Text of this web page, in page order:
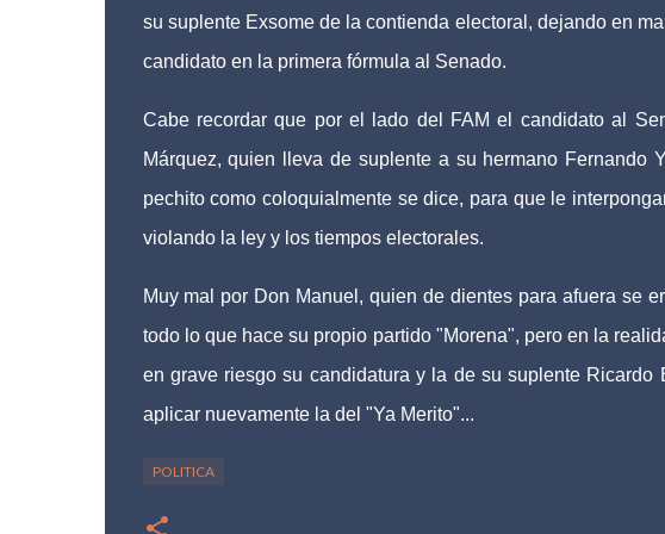
su suplente Exsome de la contienda electoral, dejando en
candidato en la primera fórmula al Senado.
Cabe recordar que por el lado del FAM el candidato al
Márquez, quien lleva de suplente a su hermano Fernando
pechito como coloquialmente se dice, para que le
violando la ley y los tiempos electorales.
Muy mal por Don Manuel, quien de dientes para afuera se
todo lo que hace su propio partido "Morena", pero en la
en grave riesgo su candidatura y la de su suplente
aplicar nuevamente la del "Ya Merito"...
POLITICA